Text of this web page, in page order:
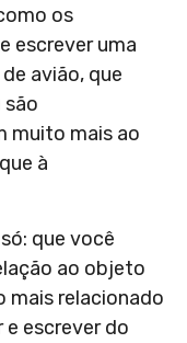
os
escrever uma
avião, que
são
muito mais ao
à
que você
ao objeto
mais relacionado
e escrever do